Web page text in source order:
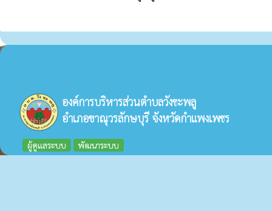
องค์การบริหารส่วนตำบลวังชะพลู
อำเภอขาณุวรลักษบุรี จังหวัดกำแพงเพชร
ผู้ดูแลระบบ พัฒนาระบบ